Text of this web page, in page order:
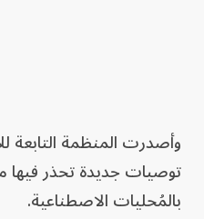
وأصدرت المنظمة التابعة
توصيات جديدة تحذر
بالمُحليات الاصطناعية.